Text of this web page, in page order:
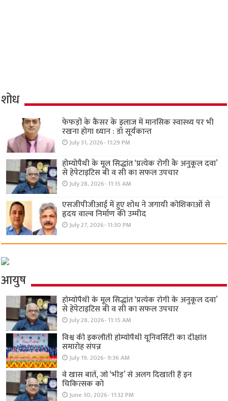
शोध
फेफड़ों के कैंसर के इलाज में मानसिक स्वास्थ्य पर भी
रखना होगा ध्यान : डॉ सूर्यकान्त
July 31, 2026- 11:29 PM
होम्योपैथी के मूल सिद्धांत ‘प्रत्येक रोगी केे अनुकूल दवा’
से हेपेटाइटिस बी व सी का सफल उपचार
July 28, 2026- 11:15 AM
एसजीपीजीआई में हुए शोध ने जगायी कोशिकाओं से
हृदय वाल्व निर्माण की उम्मीद
July 27, 2026- 11:30 PM
आयुष
होम्योपैथी के मूल सिद्धांत ‘प्रत्येक रोगी केे अनुकूल दवा’
से हेपेटाइटिस बी व सी का सफल उपचार
July 28, 2026- 11:15 AM
विश्व की इकलौती होम्योपैथी यूनिवर्सिटी का दीक्षांत
समारोह संपन्न
July 19, 2026- 9:36 AM
वे खास बातें, जो ‘भीड़’ से अलग दिखाती हैं इन
चिकित्सक को
June 30, 2026- 11:32 PM